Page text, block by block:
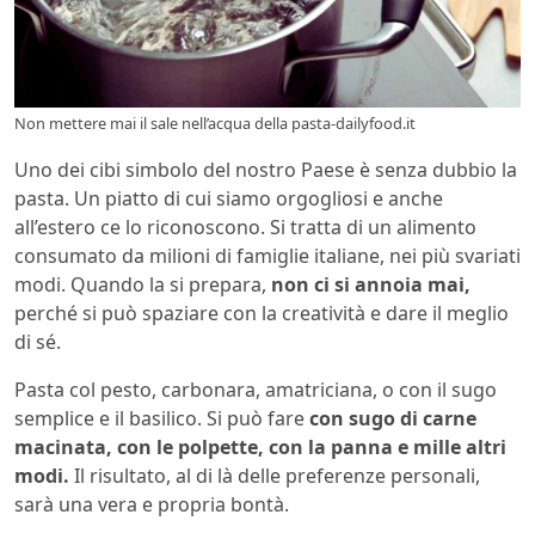
Non mettere mai il sale nell’acqua della pasta-dailyfood.it
Uno dei cibi simbolo del nostro Paese è senza dubbio la
pasta. Un piatto di cui siamo orgogliosi e anche
all’estero ce lo riconoscono. Si tratta di un alimento
consumato da milioni di famiglie italiane, nei più svariati
modi. Quando la si prepara, non ci si annoia mai,
perché si può spaziare con la creatività e dare il meglio
di sé.
Pasta col pesto, carbonara, amatriciana, o con il sugo
semplice e il basilico. Si può farecon sugo di carne
macinata, con le polpette, con la panna e mille altri
modi. Il risultato, al di là delle preferenze personali,
sarà una vera e propria bontà.